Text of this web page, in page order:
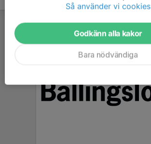
Så använder vi cookies
Godkänn alla kakor
Bara nödvändiga